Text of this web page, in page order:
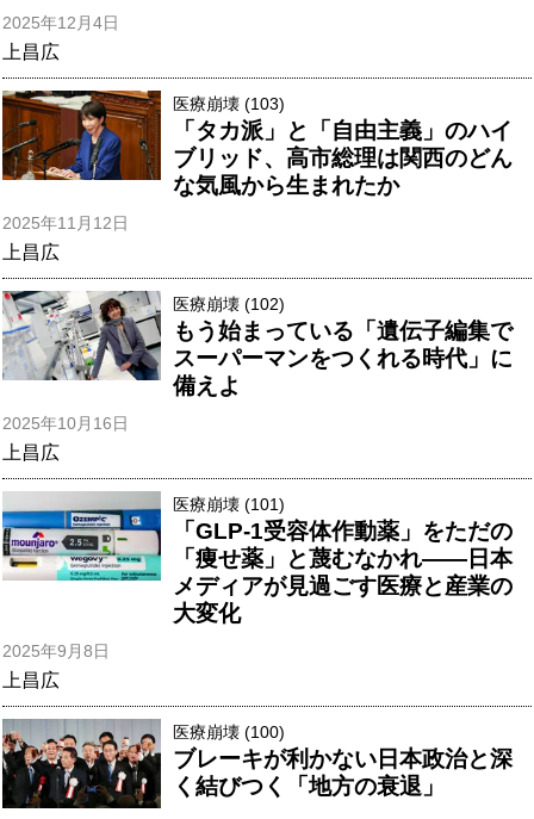
2025年12月4日
上昌広
医療崩壊 (103)
「タカ派」と「自由主義」のハイ
ブリッド、高市総理は関西のどん
な気風から生まれたか
2025年11月12日
上昌広
医療崩壊 (102)
もう始まっている「遺伝子編集で
スーパーマンをつくれる時代」に
備えよ
2025年10月16日
上昌広
医療崩壊 (101)
「GLP-1受容体作動薬」をただの
「痩せ薬」と蔑むなかれ――日本
メディアが見過ごす医療と産業の
大変化
2025年9月8日
上昌広
医療崩壊 (100)
ブレーキが利かない日本政治と深
く結びつく「地方の衰退」